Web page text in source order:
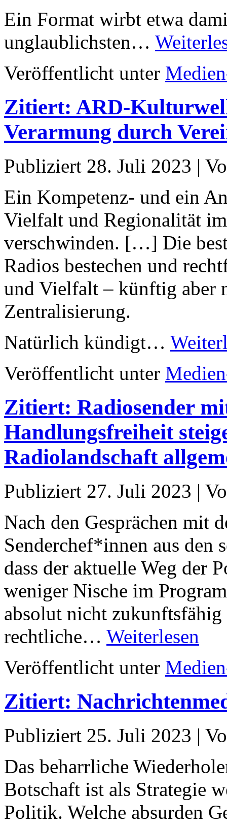
Ein Format wirbt etwa
unglaublichsten…
Veröffentlicht unter
Zitiert: ARD-
Verarmung durch
Publiziert 28. Juli 2023 |
Ein Kompetenz- und ein
Vielfalt und Regionalität
verschwinden. […] Die
Radios bestechen und
und Vielfalt – künftig aber
Zentralisierung.
Natürlich kündigt…
Veröffentlicht unter
Zitiert: Radiosender
Handlungsfreiheit
Radiolandschaft
Publiziert 27. Juli 2023 |
Nach den Gesprächen mit
Senderchef*innen aus den
dass der aktuelle Weg der
weniger Nische im
absolut nicht
rechtliche… Weiterlesen
Veröffentlicht unter
Zitiert:
Publiziert 25. Juli 2023 |
Das beharrliche
Botschaft ist als Strategie
Politik. Welche absurden